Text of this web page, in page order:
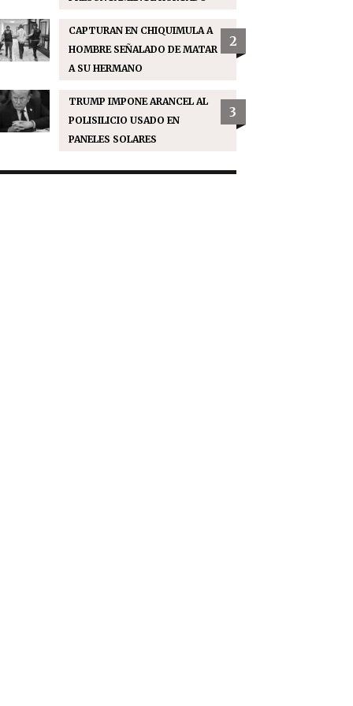
CAPTURAN EN CHIQUIMULA A
HOMBRE SEÑALADO DE MATAR
A SU HERMANO
2
TRUMP IMPONE ARANCEL AL
POLISILICIO USADO EN
PANELES SOLARES
3